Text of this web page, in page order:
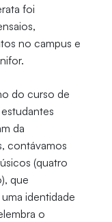
foi
no campus e
do curso de
da
contávamos
(quatro
que
identidade
o